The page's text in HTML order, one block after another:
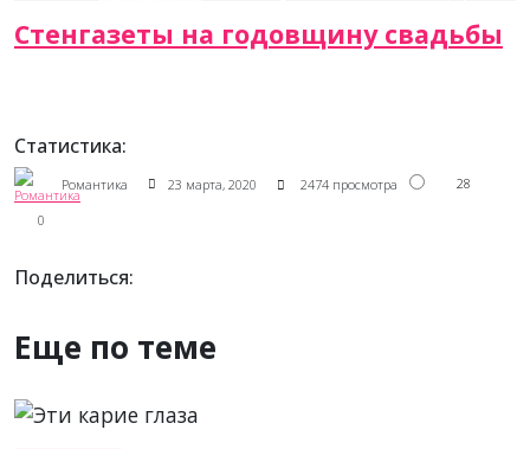
Стенгазеты на годовщину свадьбы
Статистика:
Романтика 23 марта, 2020 2474 просмотра 28
0
Поделиться:
Еще по теме